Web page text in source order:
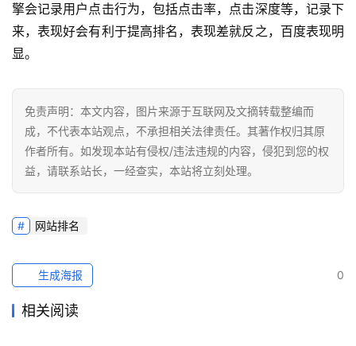
擎会记录用户点击行为，包括点击率，点击深度等，记录下
来，表现好会有利于提高排名，表现差就反之，百度表现明
显。
免责声明：本文内容，图片来源于互联网及文摘转载整编而
成，不代表本站观点，不承担相关法律责任。其著作权归其原
作者所有。如发现本站有侵权/违法违规的内容，侵犯到您的权
益，请联系站长，一经查实，本站将立刻处理。
网站排名
0
生成海报
相关阅读